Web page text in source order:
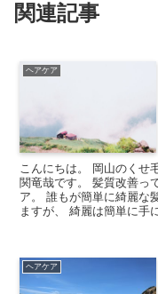
関連記事
ヘアケア
こんにちは。 岡山のくせ
関竜哉です。 髪質改善っ
ア。 誰もが簡単に綺麗な
ますが、 綺麗は簡単に手
ヘアケア